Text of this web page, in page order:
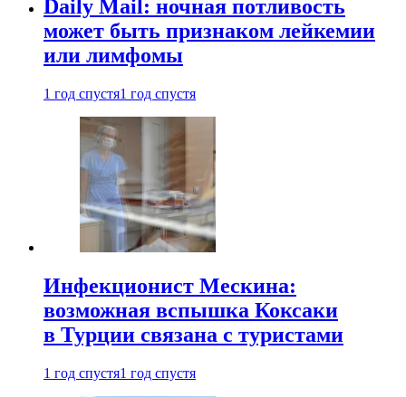
Daily Mail: ночная потливость
может быть признаком лейкемии
или лимфомы
1 год спустя1 год спустя
Инфекционист Мескина:
возможная вспышка Коксаки
в Турции связана с туристами
1 год спустя1 год спустя